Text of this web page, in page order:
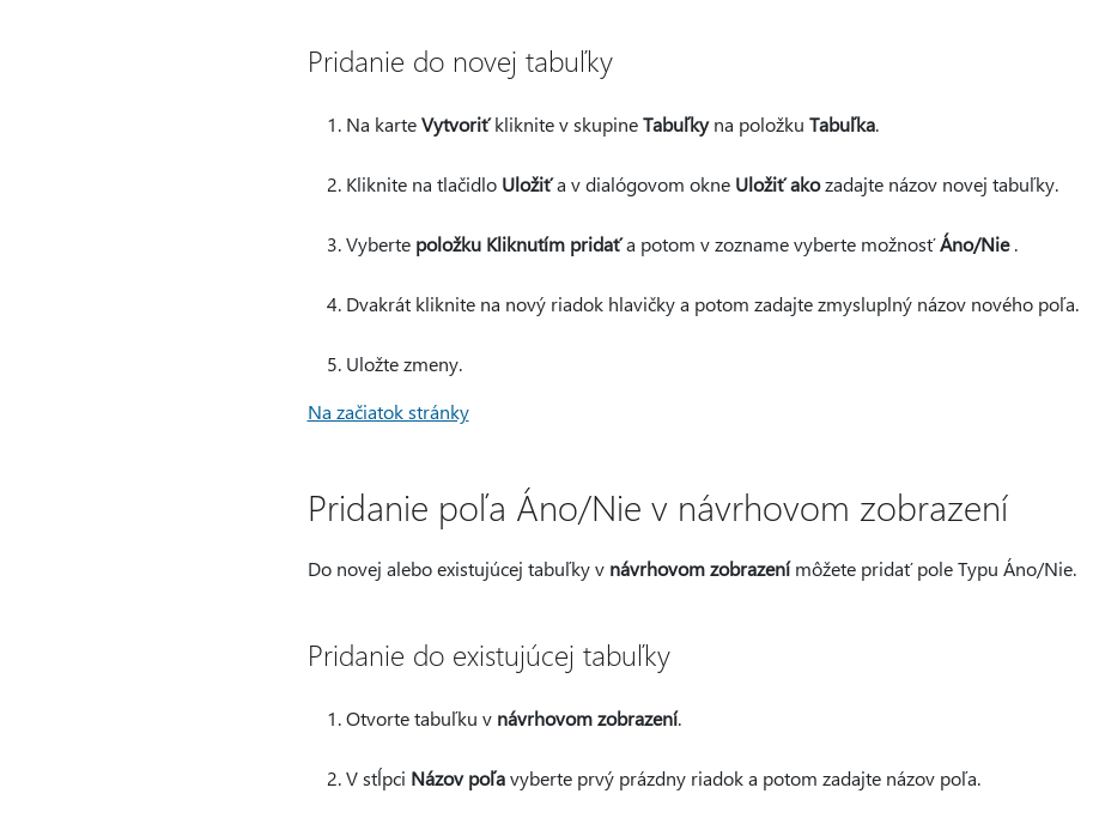
Pridanie do novej tabuľky
Na karteVytvoriťkliknite v skupineTabuľkyna položku Tabuľka.
Kliknite na tlačidlo Uložiťa v dialógovom okne Uložiť akozadajte názov novej tabuľky.
Vyberte položku Kliknutím pridaťa potom v zozname vyberte možnosťÁno/Nie.
Dvakrát kliknite na nový riadok hlavičky a potom zadajte zmysluplný názov nového poľa.
Uložte zmeny.
Na začiatok stránky
Pridanie poľa Áno/Nie v návrhovom zobrazení
Do novej alebo existujúcej tabuľky v návrhovom zobrazenímôžete pridať pole Typu Áno/Nie.
Pridanie do existujúcej tabuľky
Otvorte tabuľku v návrhovom zobrazení.
V stĺpci Názov poľavyberte prvý prázdny riadok a potom zadajte názov poľa.